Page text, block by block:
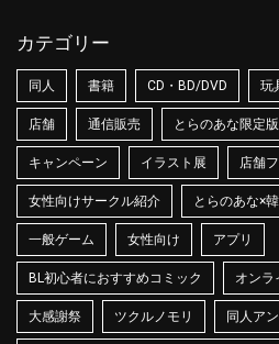
カテゴリー
同人 書籍 CD・BD/DVD 玩
店舗 通信販売 とらのあな限定版
キャンペーン イラスト展 店舗
女性向けサークル紹介 とらのあな×
一般ゲーム 女性向け アプリ
BL初心者におすすめコミック オンラ
大感謝祭 ツクルノモリ 同人ア